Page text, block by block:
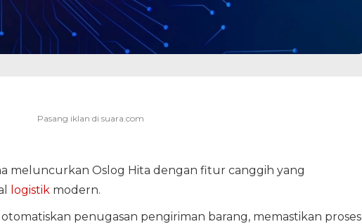
meluncurkan Oslog Hita dengan fitur canggih yang
logistik modern.
penugasan pengiriman barang, memastikan proses